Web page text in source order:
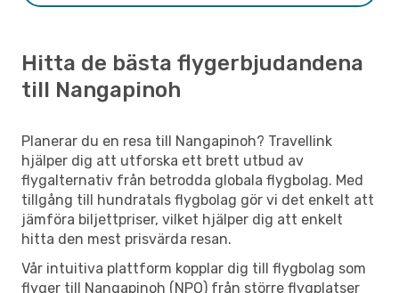
Hitta de bästa flygerbjudandena
till Nangapinoh
Planerar du en resa till Nangapinoh? Travellink
hjälper dig att utforska ett brett utbud av
flygalternativ från betrodda globala flygbolag. Med
tillgång till hundratals flygbolag gör vi det enkelt att
jämföra biljettpriser, vilket hjälper dig att enkelt
hitta den mest prisvärda resan.
Vår intuitiva plattform kopplar dig till flygbolag som
flyger till Nangapinoh (NPO) från större flygplatser